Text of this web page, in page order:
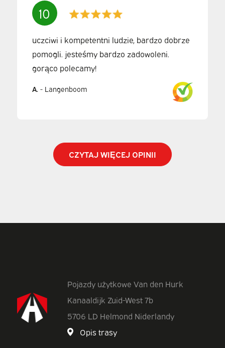
10
uczciwi i kompetentni ludzie, bardzo dobrze
pomogli. jesteśmy bardzo zadowoleni.
gorąco polecamy!
A. - Langenboom
CZYTAJ WIĘCEJ OPINII
Pojazdy użytkowe Van den Hurk
Kanaaldijk Zuid-West 7b
5706 LD Helmond Niderlandy
Opis trasy